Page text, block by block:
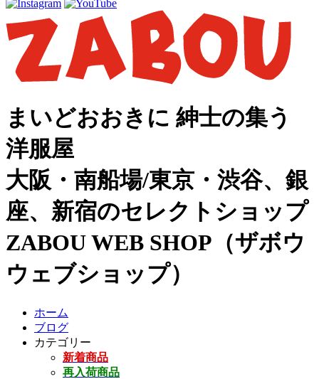
まいどおおきに 紳士の集う
洋服屋
大阪・南船場/東京・渋谷、銀
座、新宿のセレクトショップ
ZABOU WEB SHOP（ザボウ
ウェブショップ）
ホーム
ブログ
カテゴリー
新着商品
再入荷商品